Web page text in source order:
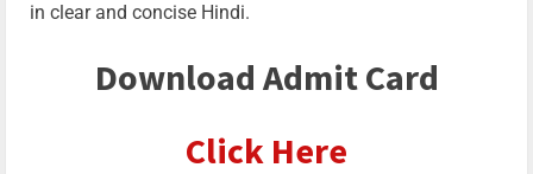
in clear and concise Hindi.
Download Admit Card
Click Here